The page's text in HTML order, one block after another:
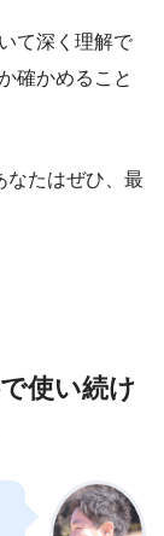
て深く理解で
確かめること
なたはぜひ、最
使い続け